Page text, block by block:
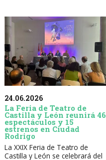
24.06.2026
La Feria de Teatro de
Castilla y León reunirá 46
espectáculos y 15
estrenos en Ciudad
Rodrigo
La XXIX Feria de Teatro de
Castilla y León se celebrará del